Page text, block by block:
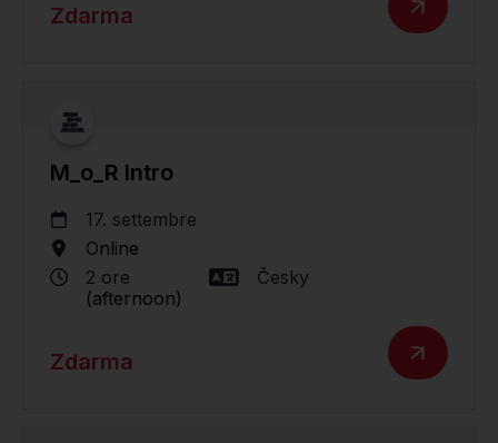
Zdarma
M_o_R Intro
17. settembre
Online
2 ore
(afternoon)
Česky
Zdarma